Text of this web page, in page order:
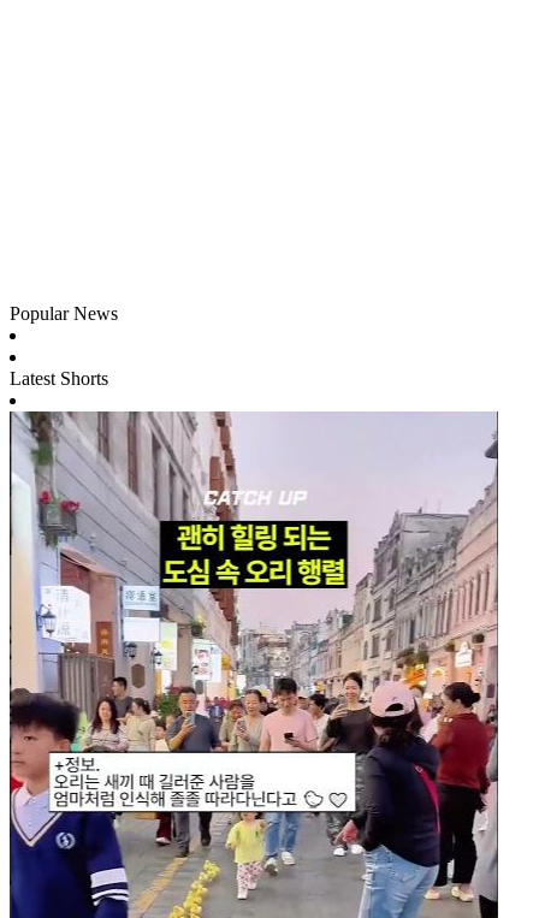
Popular News
Latest Shorts